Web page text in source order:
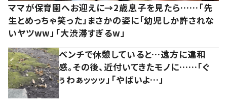
ママが保育園へお迎えに→2歳息子を見たら……「先
生とめっちゃ笑った」まさかの姿に「幼児しか許されな
いヤツww」「大渋滞すぎるw」
ベンチで休憩していると…遠方に違和
感。その後、近付いてきたモノに……「ぐ
ぅわぁッッッ」「やばいよ…」